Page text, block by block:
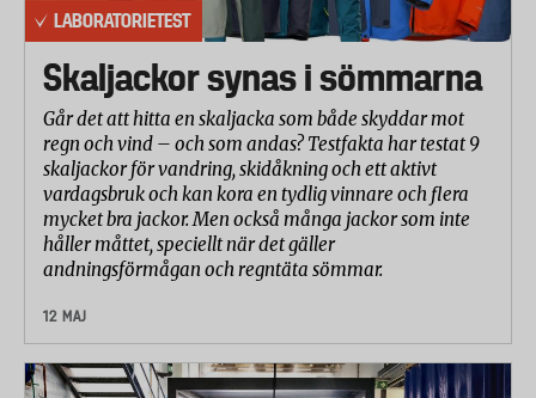
LABORATORIETEST
Skaljackor synas i sömmarna
Går det att hitta en skaljacka som både skyddar mot
regn och vind – och som andas? Testfakta har testat 9
skaljackor för vandring, skidåkning och ett aktivt
vardagsbruk och kan kora en tydlig vinnare och flera
mycket bra jackor. Men också många jackor som inte
håller måttet, speciellt när det gäller
andningsförmågan och regntäta sömmar.
12 MAJ